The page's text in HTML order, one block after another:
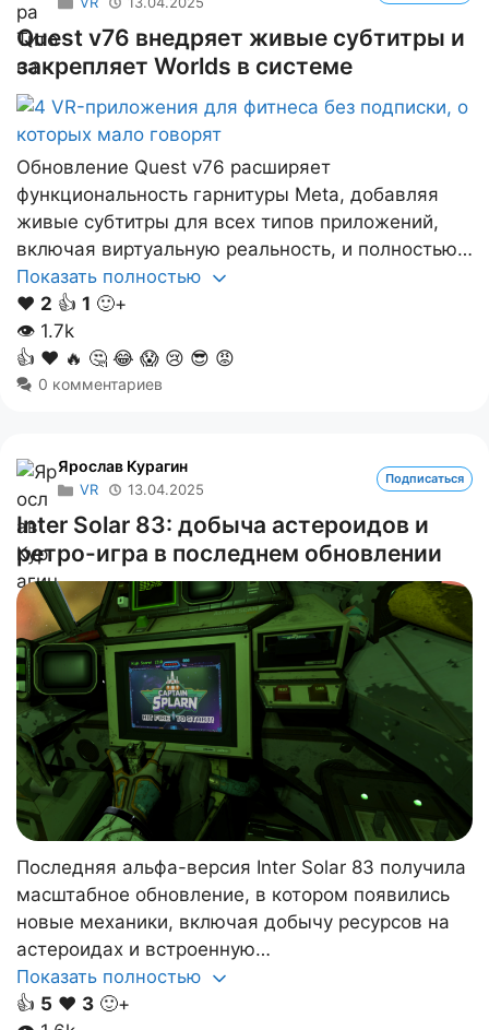
Quest v76 внедряет живые субтитры и
закрепляет Worlds в системе
Обновление Quest v76 расширяет
функциональность гарнитуры Meta, добавляя
живые субтитры для всех типов приложений,
включая виртуальную реальность, и полностью…
Показать полностью
❤️ 2 👍 1 🙂+
👁 1.7k
👍 ❤️ 🔥 🤔 😂 😱 😢 😎 😡
0 комментариев
Ярослав Курагин
VR 13.04.2025
Подписаться
Inter Solar 83: добыча астероидов и
ретро-игра в последнем обновлении
Последняя альфа-версия Inter Solar 83 получила
масштабное обновление, в котором появились
новые механики, включая добычу ресурсов на
астероидах и встроенную…
Показать полностью
👍 5 ❤️ 3 🙂+